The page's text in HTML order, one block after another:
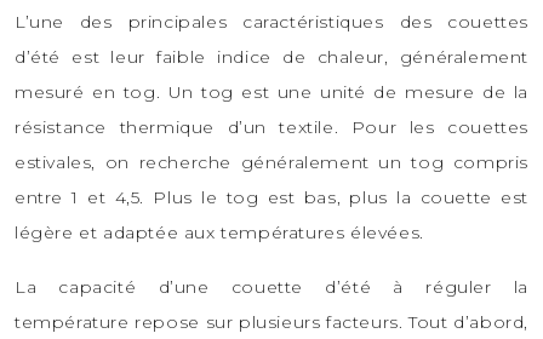
L’une des principales caractéristiques des couettes
d’été est leur faible indice de chaleur, généralement
mesuré en tog. Un tog est une unité de mesure de la
résistance thermique d’un textile. Pour les couettes
estivales, on recherche généralement un tog compris
entre 1 et 4,5. Plus le tog est bas, plus la couette est
légère et adaptée aux températures élevées.
La capacité d’une couette d’été à réguler la
température repose sur plusieurs facteurs. Tout d’abord,